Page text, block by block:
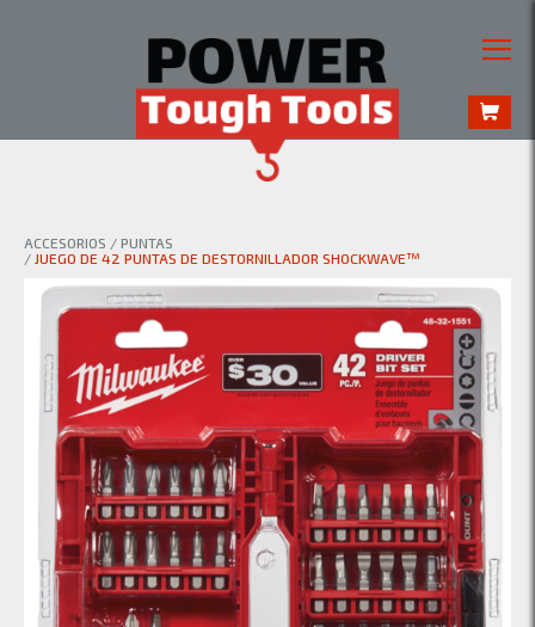
ACCESORIOS / PUNTAS
/ JUEGO DE 42 PUNTAS DE DESTORNILLADOR SHOCKWAVE™